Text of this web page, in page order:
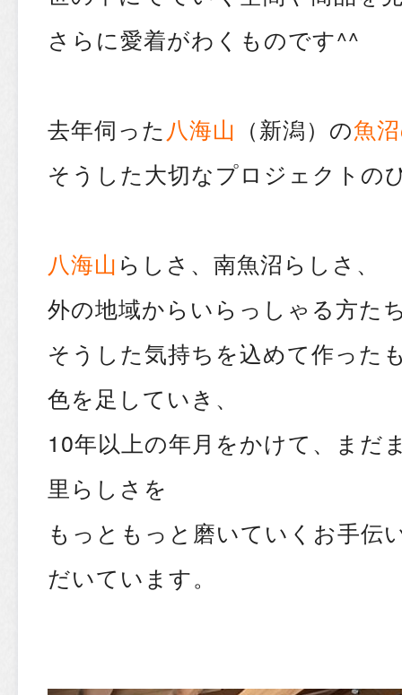
さらに愛着がわくものです^^
去年伺った 八海山 （新潟）の魚
そうした大切なプロジェクトの
八海山らしさ、南魚沼らしさ、
外の地域からいらっしゃる方た
そうした気持ちを込めて作った
色を足していき、
10年以上の年月をかけて、まだ
里らしさを
もっともっと磨いていくお手伝
だいています。